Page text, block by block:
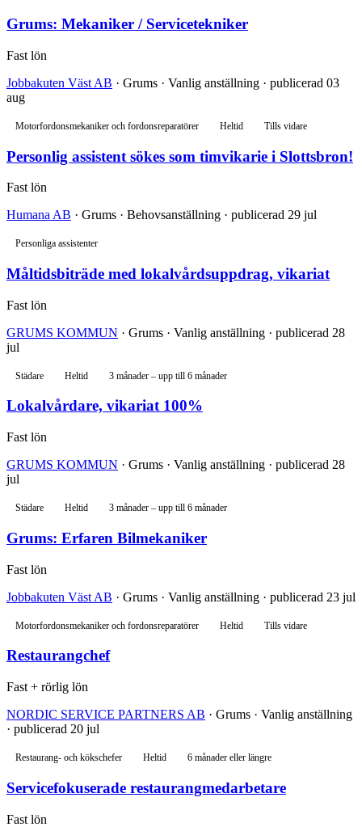
Grums: Mekaniker / Servicetekniker
Fast lön
Jobbakuten Väst AB · Grums · Vanlig anställning · publicerad 03
aug
Motorfordonsmekaniker och fordonsreparatörer Heltid Tills vidare
Personlig assistent sökes som timvikarie i Slottsbron!
Fast lön
Humana AB · Grums · Behovsanställning · publicerad 29 jul
Personliga assistenter
Måltidsbiträde med lokalvårdsuppdrag, vikariat
Fast lön
GRUMS KOMMUN · Grums · Vanlig anställning · publicerad 28
jul
Städare Heltid 3 månader – upp till 6 månader
Lokalvårdare, vikariat 100%
Fast lön
GRUMS KOMMUN · Grums · Vanlig anställning · publicerad 28
jul
Städare Heltid 3 månader – upp till 6 månader
Grums: Erfaren Bilmekaniker
Fast lön
Jobbakuten Väst AB · Grums · Vanlig anställning · publicerad 23 jul
Motorfordonsmekaniker och fordonsreparatörer Heltid Tills vidare
Restaurangchef
Fast + rörlig lön
NORDIC SERVICE PARTNERS AB · Grums · Vanlig anställning
· publicerad 20 jul
Restaurang- och kökschefer Heltid 6 månader eller längre
Servicefokuserade restaurangmedarbetare
Fast lön